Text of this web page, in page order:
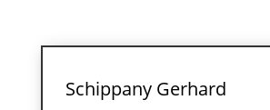
Sterbefälle
Schippany Gerhard